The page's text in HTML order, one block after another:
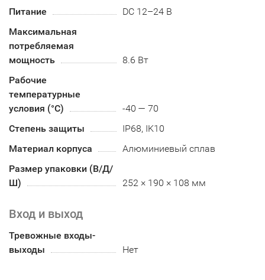
Питание
DC 12–24 В
Максимальная
потребляемая
мощность
8.6 Вт
Рабочие
температурные
условия (°С)
-40 — 70
Степень защиты
IP68, IK10
Материал корпуса
Алюминиевый сплав
Размер упаковки (В/Д/
Ш)
252 × 190 × 108 мм
Вход и выход
Тревожные входы-
выходы
Нет